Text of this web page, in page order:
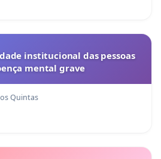
institucional das pessoas
mental grave
Quintas